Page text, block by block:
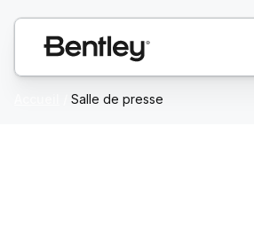
Salle de presse